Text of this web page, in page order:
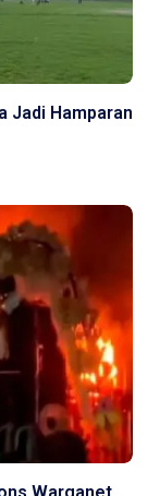
Jadi Hamparan